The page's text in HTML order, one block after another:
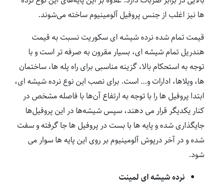
ها نیز اغلب از جنس پروفیل آلومینیوم ساخته می‌شوند.
قیمت تمام شده نرده شیشه ای سکوریت نسبت به قیمت
هندریل تمام شیشه ای، بسیار مقرون به صرفه تر است و با
توجه به استحکام بالا، گزینه مناسبی برای راه پله ها، ساختمان
ها، ویلاها، ادارات و… است. برای نصب این نوع نرده شیشه ای،
ابتدا پروفیل ها را با توجه به ارتفاع آن‌ها با فاصله مشخص در
کنار یکدیگر قرار می دهند، سپس شیشه‌ها در این پروفیل‌ها
جایگذاری شده و پایه ها با بست در پروفیل ها جا گرفته و سفت
شده و در آخر درپوش آلومینیوم بر روی این پایه ها سوار می
شود.
نرده شیشه ای لمینت